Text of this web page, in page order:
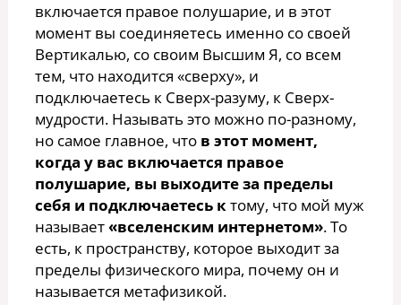
включается правое полушарие, и в этот
момент вы соединяетесь именно со своей
Вертикалью, со своим Высшим Я, со всем
тем, что находится «сверху», и
подключаетесь к Сверх-разуму, к Сверх-
мудрости. Называть это можно по-разному,
но самое главное, чтов этот момент,
когда у вас включается правое
полушарие, вы выходите за пределы
себя и подключаетесь ктому, что мой муж
называет«вселенским интернетом». То
есть, к пространству, которое выходит за
пределы физического мира, почему он и
называется метафизикой.